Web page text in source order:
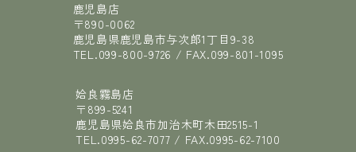
鹿児島店
〒890-0062
鹿児島県鹿児島市与次郎1丁目9-38
TEL.099-800-9726 / FAX.099-801-1095
姶良霧島店
〒899-5241
鹿児島県姶良市加治木町木田2515-1
TEL.0995-62-7077 / FAX.0995-62-7100